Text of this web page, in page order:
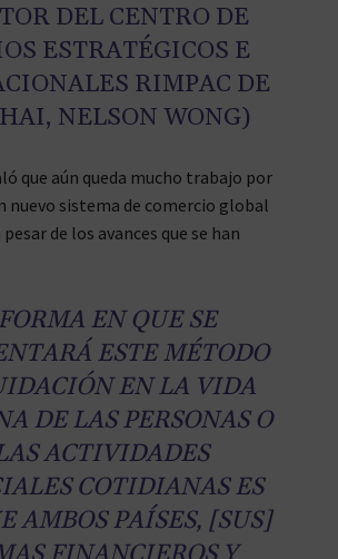
DEL CENTRO DE
ESTRATÉGICOS E
RIMPAC DE
NELSON WONG)
que aún queda mucho trabajo por
nuevo sistema de comercio global
de los avances que se han
EN QUE SE
ESTE MÉTODO
EN LA VIDA
DE LAS PERSONAS O
ACTIVIDADES
COTIDIANAS ES
AMBOS PAÍSES, [SUS]